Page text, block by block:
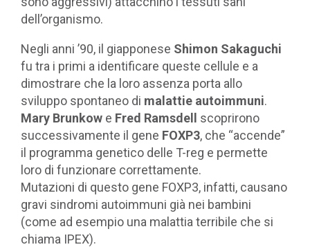
dell’organismo.
Negli anni ’90, il giapponese Shimon Sakaguchi
fu tra i primi a identificare queste cellule e a
dimostrare che la loro assenza porta allo
sviluppo spontaneo di malattie autoimmuni.
Mary Brunkow e Fred Ramsdell
scoprirono
successivamente il gene FOXP3, che “accende”
il programma genetico delle T-reg e permette
loro di funzionare correttamente.
Mutazioni di questo gene FOXP3, infatti, causano
gravi sindromi autoimmuni già nei bambini
(come ad esempio una malattia terribile che si
chiama IPEX).